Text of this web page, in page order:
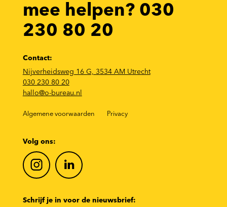
mee helpen? 030
230 80 20
Contact:
Nijverheidsweg 16 G, 3534 AM Utrecht
030 230 80 20
hallo@o-bureau.nl
Algemene voorwaarden Privacy
Volg ons:
Schrijf je in voor de nieuwsbrief: